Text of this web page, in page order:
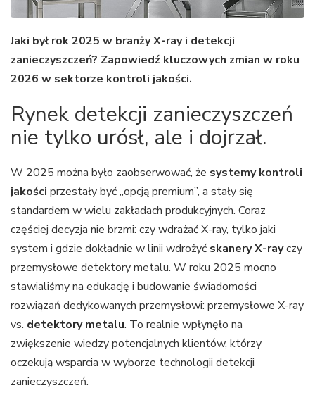
Jaki był rok 2025 w branży X-ray i detekcji
zanieczyszczeń? Zapowiedź kluczowych zmian w roku
2026 w sektorze kontroli jakości.
Rynek detekcji zanieczyszczeń
nie tylko urósł, ale i dojrzał.
W 2025 można było zaobserwować, że systemy kontroli
jakości przestały być „opcją premium”, a stały się
standardem w wielu zakładach produkcyjnych. Coraz
częściej decyzja nie brzmi: czy wdrażać X-ray, tylko jaki
system i gdzie dokładnie w linii wdrożyć skanery X-rayczy
przemysłowe detektory metalu. W roku 2025 mocno
stawialiśmy na edukację i budowanie świadomości
rozwiązań dedykowanych przemysłowi: przemysłowe X-ray
vs. detektory metalu. To realnie wpłynęło na
zwiększenie wiedzy potencjalnych klientów, którzy
oczekują wsparcia w wyborze technologii detekcji
zanieczyszczeń.